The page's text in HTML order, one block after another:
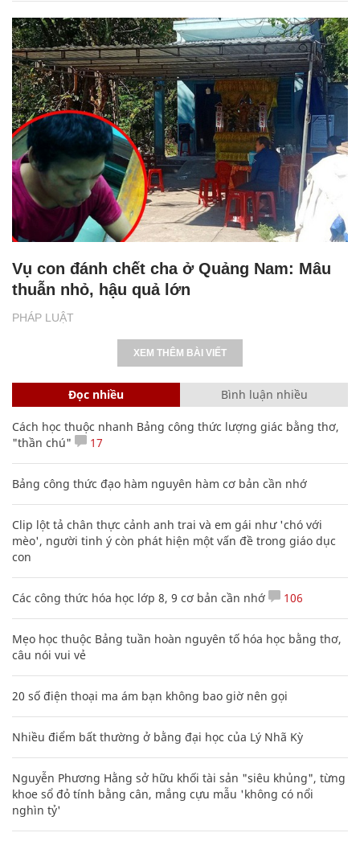
PHÁP LUẬT
Vụ con đánh chết cha ở Quảng Nam: Mâu
thuẫn nhỏ, hậu quả lớn
XEM THÊM BÀI VIẾT
Đọc nhiều Bình luận nhiều
Cách học thuộc nhanh Bảng công thức lượng giác bằng thơ,
"thần chú"
17
Bảng công thức đạo hàm nguyên hàm cơ bản cần nhớ
Clip lột tả chân thực cảnh anh trai và em gái như 'chó với
mèo', người tinh ý còn phát hiện một vấn đề trong giáo dục
con
Các công thức hóa học lớp 8, 9 cơ bản cần nhớ 106
Mẹo học thuộc Bảng tuần hoàn nguyên tố hóa học bằng thơ,
câu nói vui vẻ
20 số điện thoại ma ám bạn không bao giờ nên gọi
Nhiều điểm bất thường ở bằng đại học của Lý Nhã Kỳ
Nguyễn Phương Hằng sở hữu khối tài sản "siêu khủng", từng
khoe sổ đỏ tính bằng cân, mắng cựu mẫu 'không có nổi
nghìn tỷ'